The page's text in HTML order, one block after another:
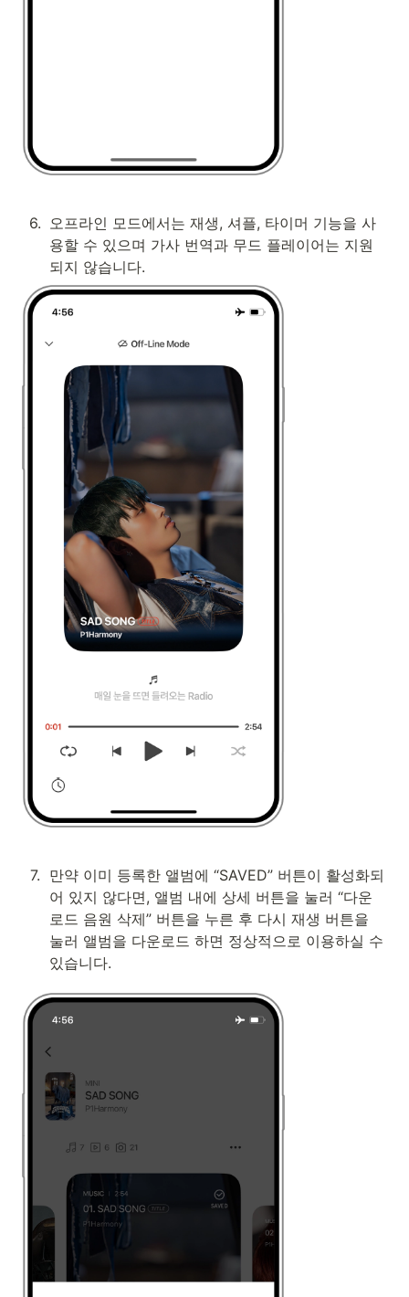
6. 오프라인 모드에서는 재생, 셔플, 타이머 기능을 사
용할 수 있으며 가사 번역과 무드 플레이어는 지원
되지 않습니다.
7. 만약 이미 등록한 앨범에 “SAVED” 버튼이 활성화되
어 있지 않다면, 앨범 내에 상세 버튼을 눌러 “다운
로드 음원 삭제” 버튼을 누른 후 다시 재생 버튼을
눌러 앨범을 다운로드 하면 정상적으로 이용하실 수
있습니다.